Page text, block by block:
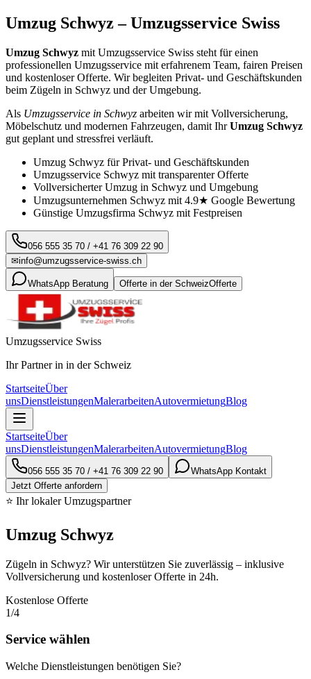
Umzug Schwyz – Umzugsservice Swiss
Umzug Schwyz mit Umzugsservice Swiss steht für einen
professionellen Umzugsservice mit erfahrenem Team, fairen Preisen
und kostenloser Offerte. Wir begleiten Privat- und Geschäftskunden
beim Zügeln in Schwyz und der Umgebung.
Als Umzugsservice in Schwyz arbeiten wir mit Vollversicherung,
Möbelschutz und modernen Fahrzeugen, damit IhrUmzug Schwyz
gut geplant und stressfrei verläuft.
Umzug Schwyz für Privat- und Geschäftskunden
Umzugsservice Schwyz mit transparenter Offerte
Vollversicherter Umzug in Schwyz und Umgebung
Umzugsunternehmen Schwyz mit 4.9★ Google Bewertung
Günstige Umzugsfirma Schwyz mit Festpreisen
056 555 35 70 / +41 76 309 22 90
✉info@umzugsservice-swiss.ch
WhatsApp Beratung Offerte in der SchweizOfferte
Umzugsservice Swiss
Ihr Partner in in der Schweiz
StartseiteÜber
unsDienstleistungenMalerarbeitenAutovermietungBlog
StartseiteÜber
unsDienstleistungenMalerarbeitenAutovermietungBlog
056 555 35 70 / +41 76 309 22 90
WhatsApp Kontakt
Jetzt Offerte anfordern
⭐ Ihr lokaler Umzugspartner
Umzug Schwyz
Zügeln in Schwyz? Wir unterstützen Sie zuverlässig – inklusive
Vollversicherung und kostenloser Offerte in 24h.
Kostenlose Offerte
1/4
Service wählen
Welche Dienstleistungen benötigen Sie?